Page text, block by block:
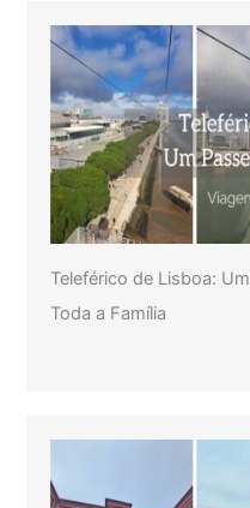
Teleférico de Lisboa:
Toda a Família